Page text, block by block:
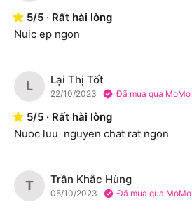
5/5 · Rất hài lòng
Nuic ep ngon
L Lại Thị Tốt
22/10/2023 Đã mua qua MoMo
5/5 · Rất hài lòng
Nuoc luu  nguyen chat rat ngon
T Trần Khắc Hùng
05/10/2023 Đã mua qua MoMo